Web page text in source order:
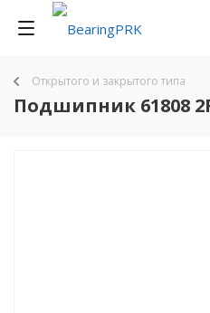
Открытого и закрытого типа
Подшипник 61808